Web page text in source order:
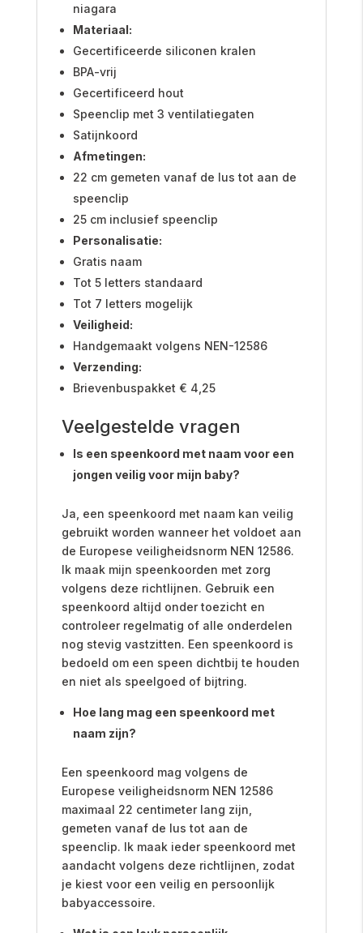
niagara
Materiaal:
Gecertificeerde siliconen kralen
BPA-vrij
Gecertificeerd hout
Speenclip met 3 ventilatiegaten
Satijnkoord
Afmetingen:
22 cm gemeten vanaf de lus tot aan de
speenclip
25 cm inclusief speenclip
Personalisatie:
Gratis naam
Tot 5 letters standaard
Tot 7 letters mogelijk
Veiligheid:
Handgemaakt volgens NEN-12586
Verzending:
Brievenbuspakket € 4,25
Veelgestelde vragen
Is een speenkoord met naam voor een
jongen veilig voor mijn baby?
Ja, een speenkoord met naam kan veilig
gebruikt worden wanneer het voldoet aan
de Europese veiligheidsnorm NEN 12586.
Ik maak mijn speenkoorden met zorg
volgens deze richtlijnen. Gebruik een
speenkoord altijd onder toezicht en
controleer regelmatig of alle onderdelen
nog stevig vastzitten. Een speenkoord is
bedoeld om een speen dichtbij te houden
en niet als speelgoed of bijtring.
Hoe lang mag een speenkoord met
naam zijn?
Een speenkoord mag volgens de
Europese veiligheidsnorm NEN 12586
maximaal 22 centimeter lang zijn,
gemeten vanaf de lus tot aan de
speenclip. Ik maak ieder speenkoord met
aandacht volgens deze richtlijnen, zodat
je kiest voor een veilig en persoonlijk
babyaccessoire.